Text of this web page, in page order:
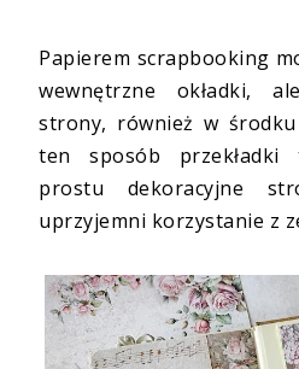
Papierem scrapbooking
wewnętrzne okładki,
strony, również w
ten sposób przekładki
prostu dekoracyjne
uprzyjemni korzystanie z